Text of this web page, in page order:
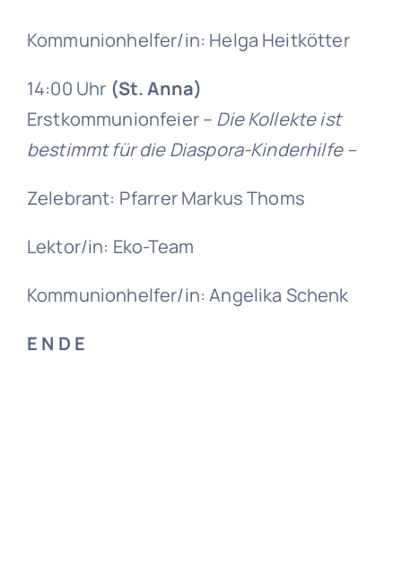
Kommunionhelfer/in: Helga Heitkötter
14:00 Uhr (St. Anna)
Erstkommunionfeier – Die Kollekte ist
bestimmt für die Diaspora-Kinderhilfe –
Zelebrant: Pfarrer Markus Thoms
Lektor/in: Eko-Team
Kommunionhelfer/in: Angelika Schenk
E N D E